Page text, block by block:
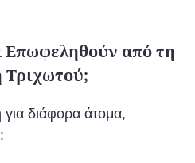
από τη
για διάφορα άτομα,